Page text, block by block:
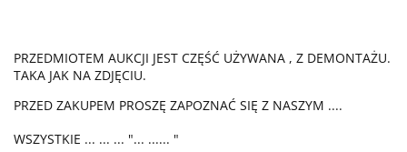
PRZEDMIOTEM AUKCJI JEST CZĘŚĆ UŻYWANA , Z DEMONTAŻU.
TAKA JAK NA ZDJĘCIU.
PRZED ZAKUPEM PROSZĘ ZAPOZNAĆ SIĘ Z NASZYM ....
WSZYSTKIE ... ... ... "... ...... "